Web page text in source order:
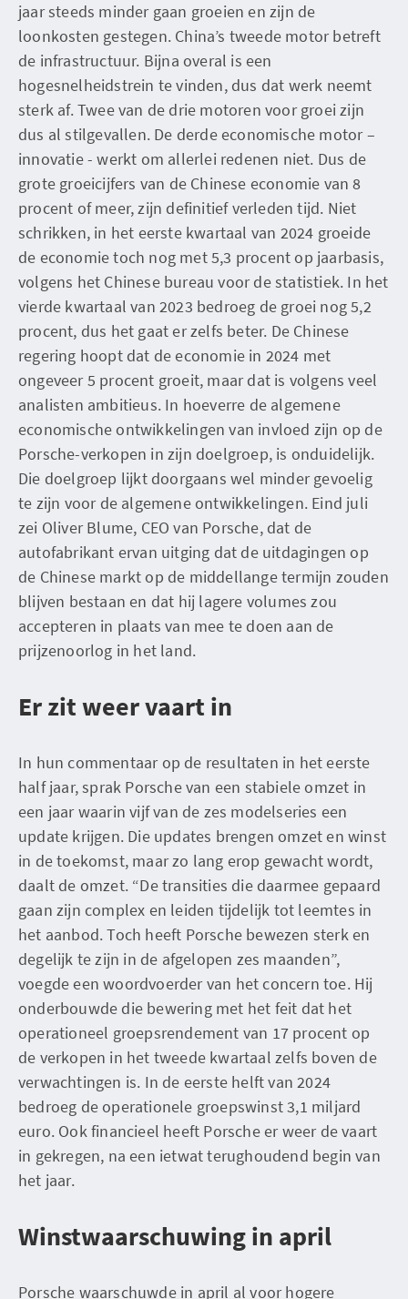
jaar steeds minder gaan groeien en zijn de
loonkosten gestegen. China’s tweede motor betreft
de infrastructuur. Bijna overal is een
hogesnelheidstrein te vinden, dus dat werk neemt
sterk af. Twee van de drie motoren voor groei zijn
dus al stilgevallen. De derde economische motor –
innovatie - werkt om allerlei redenen niet. Dus de
grote groeicijfers van de Chinese economie van 8
procent of meer, zijn definitief verleden tijd. Niet
schrikken, in het eerste kwartaal van 2024 groeide
de economie toch nog met 5,3 procent op jaarbasis,
volgens het Chinese bureau voor de statistiek. In het
vierde kwartaal van 2023 bedroeg de groei nog 5,2
procent, dus het gaat er zelfs beter. De Chinese
regering hoopt dat de economie in 2024 met
ongeveer 5 procent groeit, maar dat is volgens veel
analisten ambitieus. In hoeverre de algemene
economische ontwikkelingen van invloed zijn op de
Porsche-verkopen in zijn doelgroep, is onduidelijk.
Die doelgroep lijkt doorgaans wel minder gevoelig
te zijn voor de algemene ontwikkelingen. Eind juli
zei Oliver Blume, CEO van Porsche, dat de
autofabrikant ervan uitging dat de uitdagingen op
de Chinese markt op de middellange termijn zouden
blijven bestaan en dat hij lagere volumes zou
accepteren in plaats van mee te doen aan de
prijzenoorlog in het land.
Er zit weer vaart in
In hun commentaar op de resultaten in het eerste
half jaar, sprak Porsche van een stabiele omzet in
een jaar waarin vijf van de zes modelseries een
update krijgen. Die updates brengen omzet en winst
in de toekomst, maar zo lang erop gewacht wordt,
daalt de omzet. “De transities die daarmee gepaard
gaan zijn complex en leiden tijdelijk tot leemtes in
het aanbod. Toch heeft Porsche bewezen sterk en
degelijk te zijn in de afgelopen zes maanden”,
voegde een woordvoerder van het concern toe. Hij
onderbouwde die bewering met het feit dat het
operationeel groepsrendement van 17 procent op
de verkopen in het tweede kwartaal zelfs boven de
verwachtingen is. In de eerste helft van 2024
bedroeg de operationele groepswinst 3,1 miljard
euro. Ook financieel heeft Porsche er weer de vaart
in gekregen, na een ietwat terughoudend begin van
het jaar.
Winstwaarschuwing in april
Porsche waarschuwde in april al voor hogere